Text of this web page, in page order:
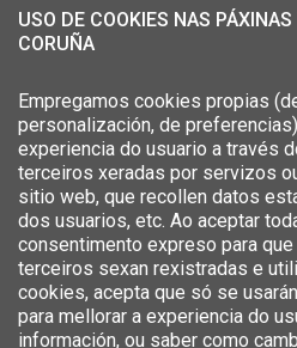
USO DE COOKIES NAS
CORUÑA
Empregamos cookies propias
personalización, de
experiencia do usuario a través
terceiros xeradas por servizos
sitio web, que recollen datos
dos usuarios, etc. Ao aceptar
consentimento expreso para
terceiros sexan rexistradas e
cookies, acepta que só se
para mellorar a experiencia do
información, ou saber como